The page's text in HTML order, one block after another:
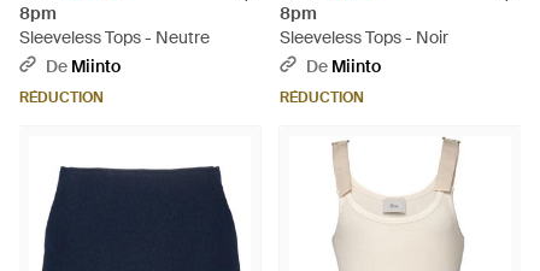
8pm
Sleeveless Tops - Neutre
De Miinto
RÉDUCTION
8pm
Sleeveless Tops - Noir
De Miinto
RÉDUCTION